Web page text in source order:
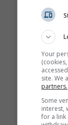
Your
site. We
partners.
Some
interest,
for a link